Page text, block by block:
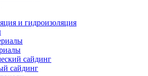
и гидроизоляция
сайдинг
сайдинг